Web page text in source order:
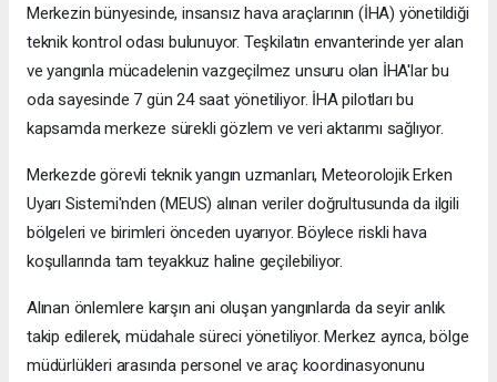
Merkezin bünyesinde, insansız hava araçlarının (İHA) yönetildiği
teknik kontrol odası bulunuyor. Teşkilatın envanterinde yer alan
ve yangınla mücadelenin vazgeçilmez unsuru olan İHA'lar bu
oda sayesinde 7 gün 24 saat yönetiliyor. İHA pilotları bu
kapsamda merkeze sürekli gözlem ve veri aktarımı sağlıyor.
Merkezde görevli teknik yangın uzmanları, Meteorolojik Erken
Uyarı Sistemi'nden (MEUS) alınan veriler doğrultusunda da ilgili
bölgeleri ve birimleri önceden uyarıyor. Böylece riskli hava
koşullarında tam teyakkuz haline geçilebiliyor.
Alınan önlemlere karşın ani oluşan yangınlarda da seyir anlık
takip edilerek, müdahale süreci yönetiliyor. Merkez ayrıca, bölge
müdürlükleri arasında personel ve araç koordinasyonunu